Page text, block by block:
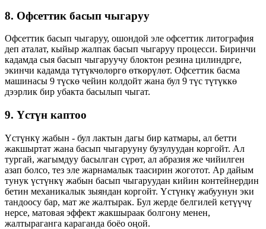
8. Офсеттик басып чыгаруу
Офсеттик басып чыгаруу, ошондой эле офсеттик литография
деп аталат, кыйыр жалпак басып чыгаруу процесси. Биринчи
кадамда сыя басып чыгаруучу блоктон резина цилиндрге,
экинчи кадамда түтүкчөлөргө өткөрүлөт. Офсеттик басма
машинасы 9 түскө чейин колдойт жана бул 9 түс түтүккө
дээрлик бир убакта басылып чыгат.
9. Үстүн каптоо
Үстүнкү жабын - бул лактын дагы бир катмары, ал бетти
жакшыртат жана басып чыгарууну бузулуудан коргойт. Ал
тургай, жагымдуу басылган сүрөт, ал абразия же чийилген
азап болсо, тез эле жарнамалык таасирин жоготот. Ар дайым
тунук үстүнкү жабын басып чыгаруудан кийин контейнердин
бетин механикалык зыяндан коргойт. Үстүнкү жабуунун эки
тандоосу бар, мат же жалтырак. Бул жерде белгилей кетүүчү
нерсе, матовая эффект жакшыраак болгону менен,
жалтыраганга караганда боёо оңой.